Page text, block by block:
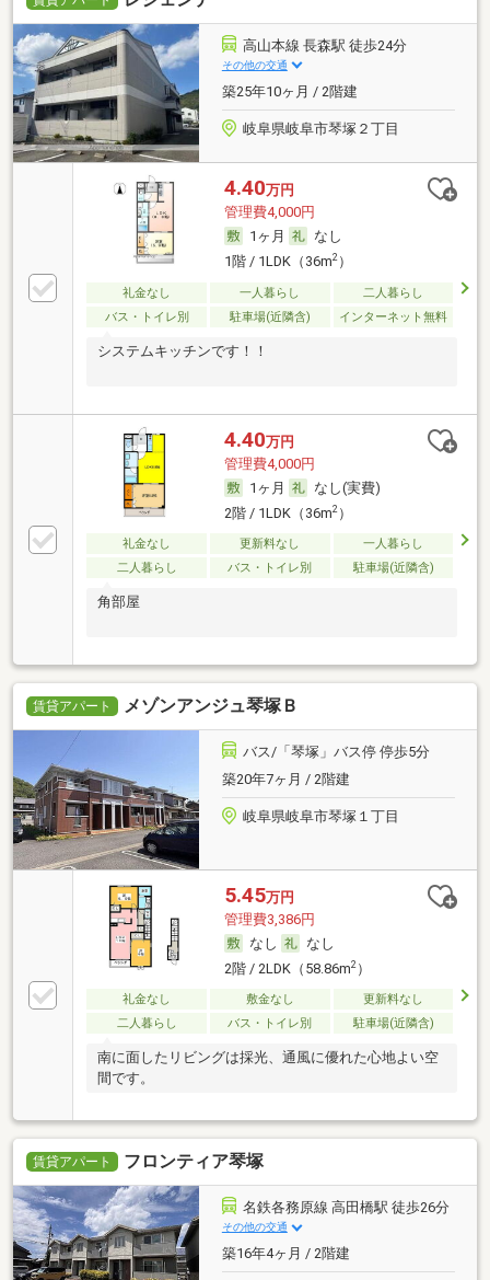
高山本線 長森駅 徒歩24分
その他の交通
築25年10ヶ月 / 2階建
岐阜県岐阜市琴塚２丁目
4.40万円
管理費4,000円
1ヶ月
なし
1階 / 1LDK（36m2）
礼金なし 一人暮らし
二人暮らし
バス・トイレ別
駐車場(近隣含) インターネット無料
システムキッチンです！！
4.40万円
管理費4,000円
1ヶ月
なし(実費)
2階 / 1LDK（36m2）
礼金なし 更新料なし
一人暮らし
二人暮らし
バス・トイレ別 駐車場(近隣含)
角部屋
賃貸アパート メゾンアンジュ琴塚Ｂ
バス/「琴塚」バス停 停歩5分
築20年7ヶ月 / 2階建
岐阜県岐阜市琴塚１丁目
5.45万円
管理費3,386円
なし
なし
2階 / 2LDK（58.86m2）
礼金なし 敷金なし
更新料なし
二人暮らし
バス・トイレ別 駐車場(近隣含)
南に面したリビングは採光、通風に優れた心地よい空
間です。
賃貸アパート フロンティア琴塚
名鉄各務原線 高田橋駅 徒歩26分
その他の交通
築16年4ヶ月 / 2階建